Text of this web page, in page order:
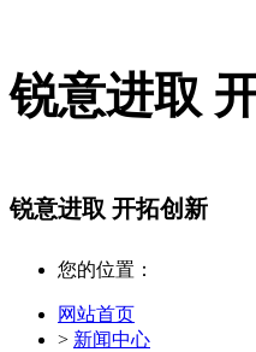
锐意进取
锐意进取 开拓创新
您的位置：
网站首页
> 新闻中心